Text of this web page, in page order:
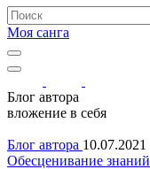
Моя санга
Toggle
navigation
Show
search
form
Блог автора
вложение в себя
Блог автора 10.07.2021
Обесценивание знаний